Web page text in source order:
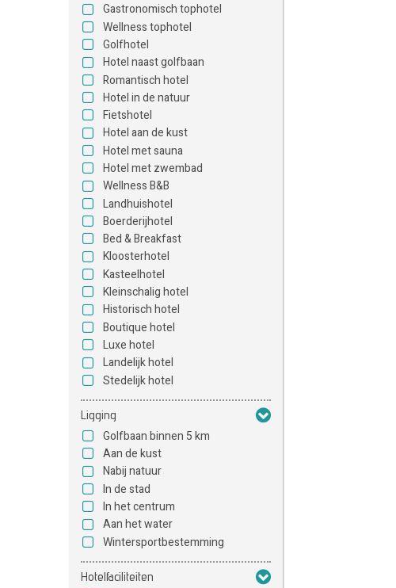
Gastronomisch tophotel
Wellness tophotel
Golfhotel
Hotel naast golfbaan
Romantisch hotel
Hotel in de natuur
Fietshotel
Hotel aan de kust
Hotel met sauna
Hotel met zwembad
Wellness B&B
Landhuishotel
Boerderijhotel
Bed & Breakfast
Kloosterhotel
Kasteelhotel
Kleinschalig hotel
Historisch hotel
Boutique hotel
Luxe hotel
Landelijk hotel
Stedelijk hotel
Ligging
Golfbaan binnen 5 km
Aan de kust
Nabij natuur
In de stad
In het centrum
Aan het water
Wintersportbestemming
Hotelfaciliteiten